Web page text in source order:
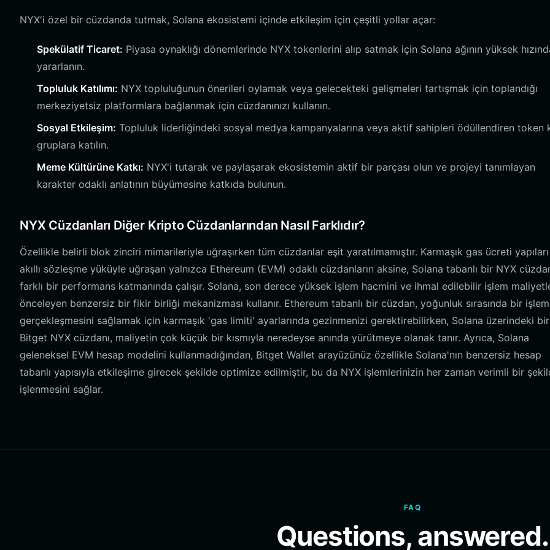
NYX'i özel bir cüzdanda tutmak, Solana ekosistemi içinde etkileşim için çeşitli yollar açar:
Spekülatif Ticaret: Piyasa oynaklığı dönemlerinde NYX tokenlerini alıp satmak için Solana ağının yüksek
yararlanın.
Topluluk Katılımı: NYX topluluğunun önerileri oylamak veya gelecekteki gelişmeleri tartışmak için toplandığı
merkeziyetsiz platformlara bağlanmak için cüzdanınızı kullanın.
Sosyal Etkileşim: Topluluk liderliğindeki sosyal medya kampanyalarına veya aktif sahipleri ödüllendiren token
gruplara katılın.
Meme Kültürüne Katkı: NYX'i tutarak ve paylaşarak ekosistemin aktif bir parçası olun ve projeyi tanımlayan
karakter odaklı anlatının büyümesine katkıda bulunun.
NYX Cüzdanları Diğer Kripto Cüzdanlarından Nasıl Farklıdır?
Özellikle belirli blok zinciri mimarileriyle uğraşırken tüm cüzdanlar eşit yaratılmamıştır. Karmaşık gas ücreti
akıllı sözleşme yüküyle uğraşan yalnızca Ethereum (EVM) odaklı cüzdanların aksine, Solana tabanlı bir NYX
farklı bir performans katmanında çalışır. Solana, son derece yüksek işlem hacmini ve ihmal edilebilir işlem
önceleyen benzersiz bir fikir birliği mekanizması kullanır. Ethereum tabanlı bir cüzdan, yoğunluk sırasında bir
gerçekleşmesini sağlamak için karmaşık 'gas limiti' ayarlarında gezinmenizi gerektirebilirken, Solana üzerindeki bir
Bitget NYX cüzdanı, maliyetin çok küçük bir kısmıyla neredeyse anında yürütmeye olanak tanır. Ayrıca, Solana
geleneksel EVM hesap modelini kullanmadığından, Bitget Wallet arayüzünüz özellikle Solana'nın benzersiz hesap
tabanlı yapısıyla etkileşime girecek şekilde optimize edilmiştir, bu da NYX işlemlerinizin her zaman verimli bir
işlenmesini sağlar.
FAQ
Questions, answered.